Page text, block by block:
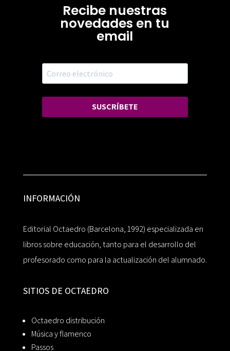
Recibe nuestras
novedades en tu
email
SUSCRÍBETE
INFORMACIÓN
Editorial Octaedro (Barcelona, 1992) especializada en
libros sobre educación, tanto para el desarrollo del
profesorado como para la actualización del alumnado.
SITIOS DE OCTAEDRO
Octaedro distribución
Música y flamenco
Passos